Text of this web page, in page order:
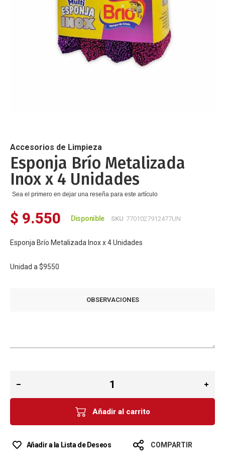
de
la
galería
de
imágenes
Accesorios de Limpieza
Esponja Brío Metalizada
Inox x 4 Unidades
Sea el primero en dejar una reseña para este artículo
$ 9.550 Disponible SKU 7701027912477UN
Esponja Brío Metalizada Inox x 4 Unidades
Unidad a $9550
OBSERVACIONES
Añadir al carrito
Añadir a la Lista de Deseos COMPARTIR